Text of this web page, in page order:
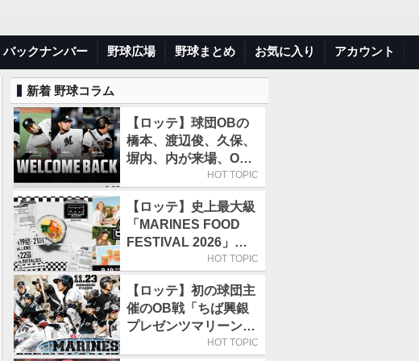
バックナンバー 野球広場 野球まとめ お気に入り アカウント
新着 野球コラム
【ロッテ】球団OBの
橋本、渡辺俊、久保、
塀内、内が来場、OB
解説も／9月22日開催
HOT TOPIC
【ロッテ】史上最大級
「MARINES FOOD
FESTIVAL 2026」第4
弾「KOREAN
日／初日はビール半額
デー
HOT TOPIC
【ロッテ】初の球団主
催のOB戦「ちば興銀
プレゼンツマリーンズ
スペシャルゲームHOT TOPIC